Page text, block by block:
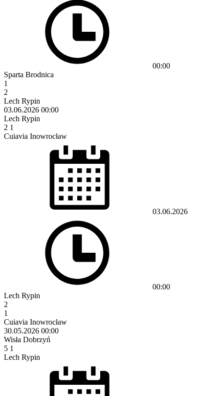
00:00
Sparta Brodnica
1
2
Lech Rypin
03.06.2026 00:00
Lech Rypin
2 1
Cuiavia Inowrocław
03.06.2026
00:00
Lech Rypin
2
1
Cuiavia Inowrocław
30.05.2026 00:00
Wisła Dobrzyń
5 1
Lech Rypin